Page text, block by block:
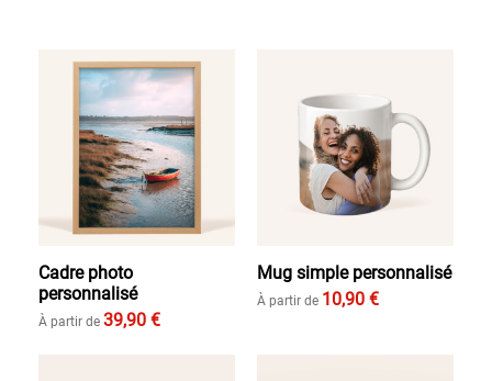
Cadre photo
personnalisé
À partir de 39,90 €
Mug simple personnalisé
À partir de 10,90 €